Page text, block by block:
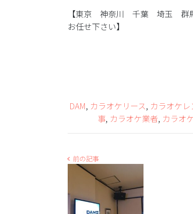
【東京 神奈川 千葉 埼玉
お任せ下さい】
DAM, カラオケリース, カラオケ
事, カラオケ業者, カラオ
前の記事